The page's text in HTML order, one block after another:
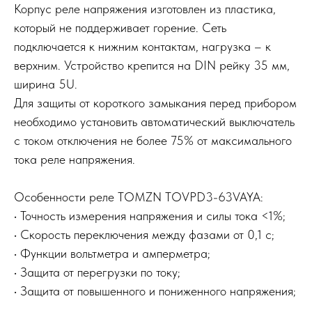
Корпус реле напряжения изготовлен из пластика,
который не поддерживает горение. Сеть
подключается к нижним контактам, нагрузка – к
верхним. Устройство крепится на DIN рейку 35 мм,
ширина 5U.
Для защиты от короткого замыкания перед прибором
необходимо установить автоматический выключатель
с током отключения не более 75% от максимального
тока реле напряжения.
Особенности реле TOMZN TOVPD3-63VAYA:
• Точность измерения напряжения и силы тока <1%;
• Скорость переключения между фазами от 0,1 с;
• Функции вольтметра и амперметра;
• Защита от перегрузки по току;
• Защита от повышенного и пониженного напряжения;